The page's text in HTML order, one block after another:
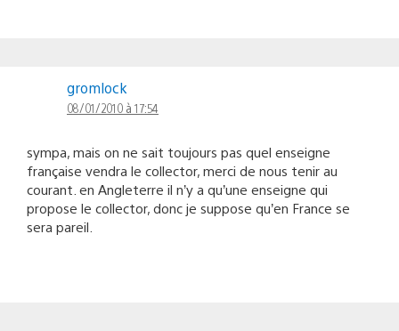
gromlock
08/01/2010 à 17:54
sympa, mais on ne sait toujours pas quel enseigne
française vendra le collector, merci de nous tenir au
courant. en Angleterre il n’y a qu’une enseigne qui
propose le collector, donc je suppose qu’en France se
sera pareil.